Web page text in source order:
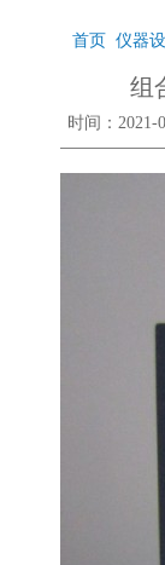
首页 仪器
组
时间：